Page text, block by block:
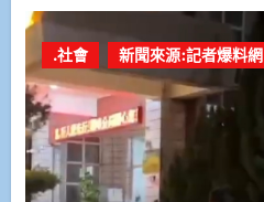
.社會 新聞來源:記者爆料網